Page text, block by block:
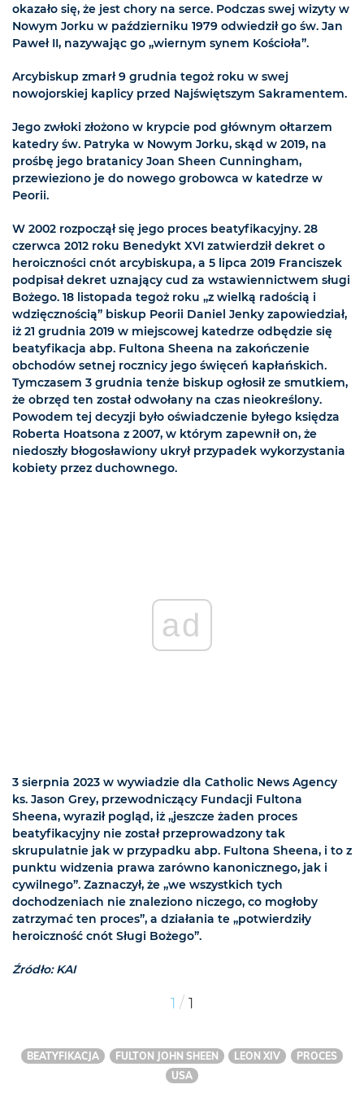
okazało się, że jest chory na serce. Podczas swej wizyty w
Nowym Jorku w październiku 1979 odwiedził go św. Jan
Paweł II, nazywając go „wiernym synem Kościoła”.
Arcybiskup zmarł 9 grudnia tegoż roku w swej
nowojorskiej kaplicy przed Najświętszym Sakramentem.
Jego zwłoki złożono w krypcie pod głównym ołtarzem
katedry św. Patryka w Nowym Jorku, skąd w 2019, na
prośbę jego bratanicy Joan Sheen Cunningham,
przewieziono je do nowego grobowca w katedrze w
Peorii.
W 2002 rozpoczął się jego proces beatyfikacyjny. 28
czerwca 2012 roku Benedykt XVI zatwierdził dekret o
heroiczności cnót arcybiskupa, a 5 lipca 2019 Franciszek
podpisał dekret uznający cud za wstawiennictwem sługi
Bożego. 18 listopada tegoż roku „z wielką radością i
wdzięcznością” biskup Peorii Daniel Jenky zapowiedział,
iż 21 grudnia 2019 w miejscowej katedrze odbędzie się
beatyfikacja abp. Fultona Sheena na zakończenie
obchodów setnej rocznicy jego święceń kapłańskich.
Tymczasem 3 grudnia tenże biskup ogłosił ze smutkiem,
że obrzęd ten został odwołany na czas nieokreślony.
Powodem tej decyzji było oświadczenie byłego księdza
Roberta Hoatsona z 2007, w którym zapewnił on, że
niedoszły błogosławiony ukrył przypadek wykorzystania
kobiety przez duchownego.
ad
3 sierpnia 2023 w wywiadzie dla Catholic News Agency
ks. Jason Grey, przewodniczący Fundacji Fultona
Sheena, wyraził pogląd, iż „jeszcze żaden proces
beatyfikacyjny nie został przeprowadzony tak
skrupulatnie jak w przypadku abp. Fultona Sheena, i to z
punktu widzenia prawa zarówno kanonicznego, jak i
cywilnego”. Zaznaczył, że „we wszystkich tych
dochodzeniach nie znaleziono niczego, co mogłoby
zatrzymać ten proces”, a działania te „potwierdziły
heroiczność cnót Sługi Bożego”.
Źródło: KAI
1 / 1
BEATYFIKACJA FULTON JOHN SHEEN LEON XIV
PROCES
USA